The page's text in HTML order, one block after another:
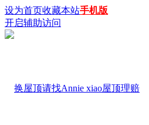
设为首页收藏本站手机版
开启辅助访问